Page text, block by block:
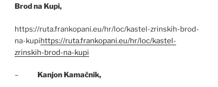
Brod na Kupi,
https://ruta.frankopani.eu/hr/loc/kastel-zrinskih-brod-
na-kupihttps://ruta.frankopani.eu/hr/loc/kastel-
zrinskih-brod-na-kupi
– Kanjon Kamačnik,